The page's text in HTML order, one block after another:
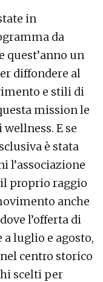
in
da
quest’anno un
diffondere al
e stili di
mission le
E se
è stata
l’associazione
proprio raggio
anche
l’offerta di
luglio e agosto,
centro storico
scelti per